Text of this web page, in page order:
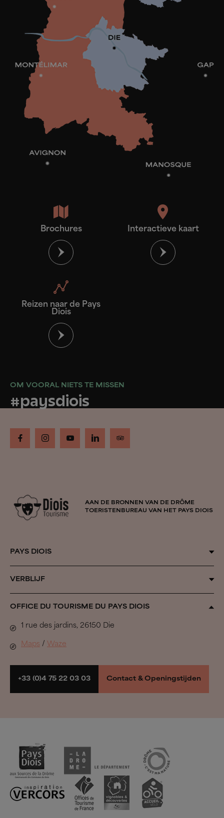
Brochures Interactieve kaart
Reizen naar de Pays
Diois
OM VOORAL NIETS TE MISSEN
#paysdiois
AAN DE BRONNEN VAN DE DRÔME
TOERISTENBUREAU VAN HET PAYS DIOIS
PAYS DIOIS
Door de seizoenen heen
Inspiration Vercors
Het herdersleven
Regionale natuurparken
VERBLIJF
Alle accommodaties
Uit de band springen
In de Pays Diois gaan we…
Boek mijn verblijf
OFFICE DU TOURISME DU PAYS DIOIS
1 rue des jardins, 26150 Die
Maps / Waze
+33 (0)4 75 22 03 03 Contact & Openingstijden